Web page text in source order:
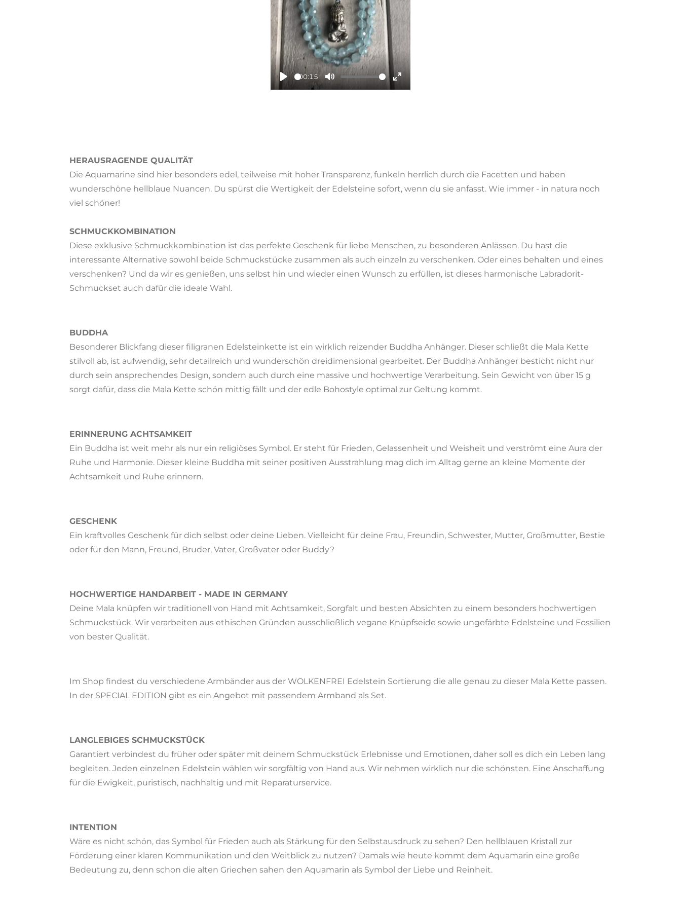
P
00:15
M
E
u
l
n
a
y
HERAUSRAGENDE QUALITÄT
Die Aquamarine sind hier besonders edel, teilweise mit hoher Transparenz, funkeln herrlich durch die Facetten und haben
wunderschöne hellblaue Nuancen. Du spürst die Wertigkeit der Edelsteine sofort, wenn du sie anfasst. Wie immer - in natura noch
viel schöner!
SCHMUCKKOMBINATION
Diese exklusive Schmuckkombination ist das perfekte Geschenk für liebe Menschen, zu besonderen Anlässen. Du hast die
interessante Alternative sowohl beide Schmuckstücke zusammen als auch einzeln zu verschenken. Oder eines behalten und eines
verschenken? Und da wir es genießen, uns selbst hin und wieder einen Wunsch zu erfüllen, ist dieses harmonische Labradorit-
Schmuckset auch dafür die ideale Wahl.
BUDDHA
Besonderer Blickfang dieser filigranen Edelsteinkette ist ein wirklich reizender Buddha Anhänger. Dieser schließt die Mala Kette
stilvoll ab, ist aufwendig, sehr detailreich und wunderschön dreidimensional gearbeitet. Der Buddha Anhänger besticht nicht nur
durch sein ansprechendes Design, sondern auch durch eine massive und hochwertige Verarbeitung. Sein Gewicht von über 15 g
sorgt dafür, dass die Mala Kette schön mittig fällt und der edle Bohostyle optimal zur Geltung kommt.
ERINNERUNG ACHTSAMKEIT
Ein Buddha ist weit mehr als nur ein religiöses Symbol. Er steht für Frieden, Gelassenheit und Weisheit und verströmt eine Aura der
Ruhe und Harmonie. Dieser kleine Buddha mit seiner positiven Ausstrahlung mag dich im Alltag gerne an kleine Momente der
Achtsamkeit und Ruhe erinnern.
GESCHENK
Ein kraftvolles Geschenk für dich selbst oder deine Lieben. Vielleicht für deine Frau, Freundin, Schwester, Mutter, Großmutter, Bestie
oder für den Mann, Freund, Bruder, Vater, Großvater oder Buddy?
HOCHWERTIGE HANDARBEIT - MADE IN GERMANY
Deine Mala knüpfen wir traditionell von Hand mit Achtsamkeit, Sorgfalt und besten Absichten zu einem besonders hochwertigen
Schmuckstück. Wir verarbeiten aus ethischen Gründen ausschließlich vegane Knüpfseide sowie ungefärbte Edelsteine und Fossilien
von bester Qualität.
Im Shop findest du verschiedene Armbänder aus der WOLKENFREI Edelstein Sortierung die alle genau zu dieser Mala Kette passen.
In der SPECIAL EDITION gibt es ein Angebot mit passendem Armband als Set.
LANGLEBIGES SCHMUCKSTÜCK
Garantiert verbindest du früher oder später mit deinem Schmuckstück Erlebnisse und Emotionen, daher soll es dich ein Leben lang
begleiten. Jeden einzelnen Edelstein wählen wir sorgfältig von Hand aus. Wir nehmen wirklich nur die schönsten. Eine Anschaffung
für die Ewigkeit, puristisch, nachhaltig und mit Reparaturservice.
INTENTION
Wäre es nicht schön, das Symbol für Frieden auch als Stärkung für den Selbstausdruck zu sehen? Den hellblauen Kristall zur
Förderung einer klaren Kommunikation und den Weitblick zu nutzen? Damals wie heute kommt dem Aquamarin eine große
Bedeutung zu, denn schon die alten Griechen sahen den Aquamarin als Symbol der Liebe und Reinheit.